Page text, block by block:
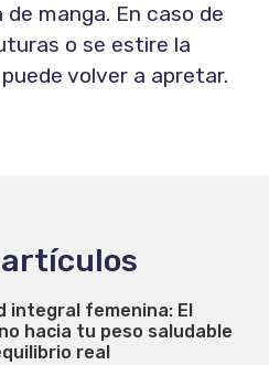
manga. En caso de
o se estire la
volver a apretar.
integral femenina: El
hacia tu peso saludable
real